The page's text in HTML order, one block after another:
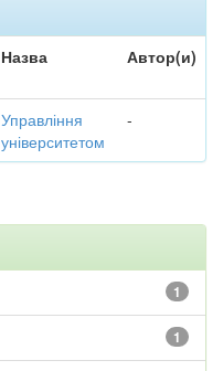
Назва Автор(и)
Управління
університетом
-
1
1